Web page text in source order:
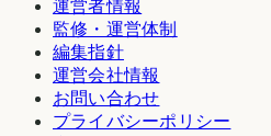
運営者情報
監修・運営体制
編集指針
運営会社情報
お問い合わせ
プライバシーポリシー